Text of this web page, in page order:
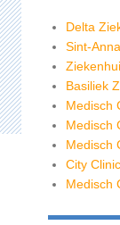
Delta
Sint-
Basiliek
Medisch
Medisch
Medisch
City
Medisch